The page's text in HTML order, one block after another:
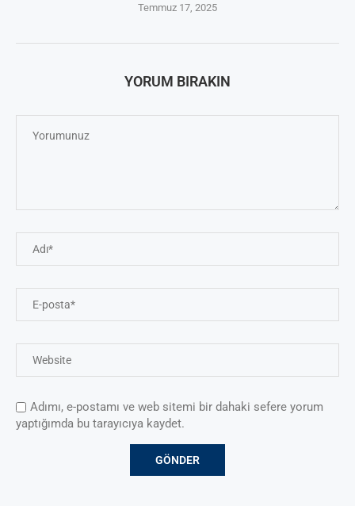
Temmuz 17, 2025
YORUM BIRAKIN
Adımı, e-postamı ve web sitemi bir dahaki sefere yorum
yaptığımda bu tarayıcıya kaydet.